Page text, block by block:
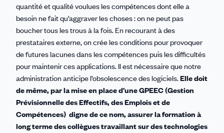
quantité et qualité voulues les compétences dont elle a
besoin ne fait qu’aggraver les choses : on ne peut pas
boucher tous les trous à la fois. En recourant à des
prestataires externe, on crée les conditions pour provoquer
de futures lacunes dans les compétences puis les difficultés
pour maintenir ces applications. Il est nécessaire que notre
administration anticipe l’obsolescence des logiciels.Elle doit
de même, par la mise en place d’une GPEEC (Gestion
Prévisionnelle des Effectifs, des Emplois et de
Compétences) digne de ce nom, assurer la formation à
long terme des collègues travaillant sur des technologies